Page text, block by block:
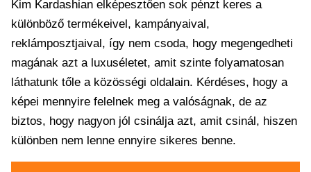
Kim Kardashian elképesztően sok pénzt keres a
különböző termékeivel, kampányaival,
reklámposztjaival, így nem csoda, hogy megengedheti
magának azt a luxuséletet, amit szinte folyamatosan
láthatunk tőle a közösségi oldalain. Kérdéses, hogy a
képei mennyire felelnek meg a valóságnak, de az
biztos, hogy nagyon jól csinálja azt, amit csinál, hiszen
különben nem lenne ennyire sikeres benne.